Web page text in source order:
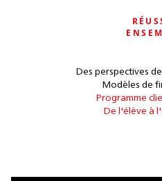
Des perspectives
Modèles de
Programme
De l'élève à